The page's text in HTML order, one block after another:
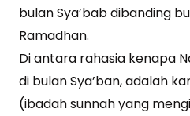
bulan Sya’bab dibanding
Ramadhan.
Di antara rahasia kenapa
di bulan Sya’ban, adalah
(ibadah sunnah yang